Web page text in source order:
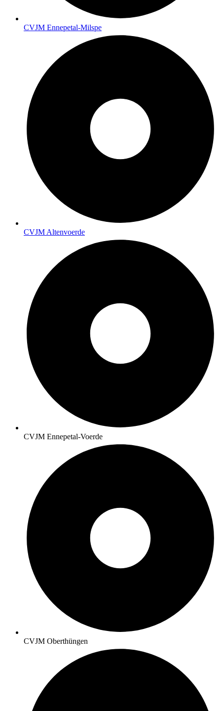
CVJM Ennepetal-Milspe
CVJM Altenvoerde
CVJM Ennepetal-Voerde
CVJM Oberthüngen